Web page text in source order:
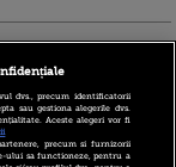
inteligente
dvs., precum identificatorii
sau gestiona alegerile dvs.
Aceste alegeri vor fi
precum si furnizorii
ului sa functioneze, pentru a